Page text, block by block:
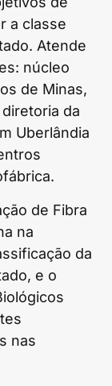
a classe
Atende
núcleo
de Minas,
da
Uberlândia
de Fibra
na
da
e o
nas